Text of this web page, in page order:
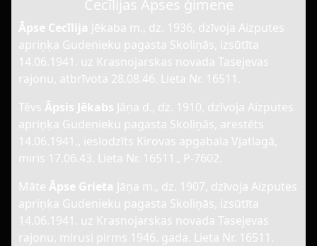
Cecīlijas Āpses ģimene
Āpse Cecīlija Jēkaba m., dz. 1936, dzīvoja Aizputes
apriņķa Gudenieku pagasta Skoliņās, izsūtīta
14.06.1941. uz Krasnojarskas novada Tasejevas
rajonu, atbrīvota 28.08.46. Lieta Nr. 16511.
Tēvs Āpsis Jēkabs Jāņa d., dz. 1910, dzīvoja Aizputes
apriņķa Gudenieku pagasta Skoliņās, arestēts
14.06.1941., ieslodzīts Kirovas apgabala Vjatlagā,
miris 17.06.43. Lieta Nr. 16511., P-7602.
Māte Āpse Grieta Jāņa m., dz. 1907, dzīvoja Aizputes
apriņķa Gudenieku pagasta Skoliņās, izsūtīta
14.06.1941. uz Krasnojarskas novada Tasejevas
rajonu, mirusi pirms 1946. gada. Lieta Nr. 16511.